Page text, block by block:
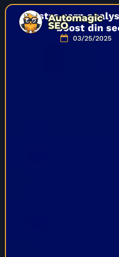
Mestre serp
boost din
03/25/2025